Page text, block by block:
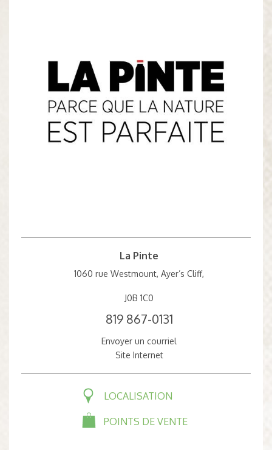
La Pinte
1060 rue Westmount, Ayer’s Cliff,
J0B 1C0
819 867-0131
Envoyer un courriel
Site Internet
LOCALISATION
POINTS DE VENTE